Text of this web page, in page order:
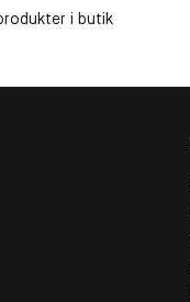
i butik